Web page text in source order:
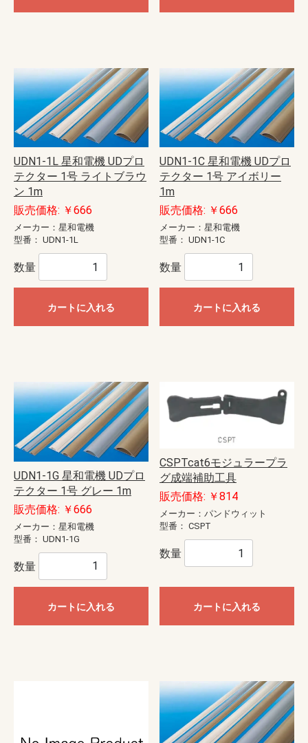
UDN1-1L 星和電機 UDプロ
テクター 1号 ライトブラウ
ン 1m
販売価格: ￥666
メーカー：星和電機
型番： UDN1-1L
数量
カートに入れる
UDN1-1C 星和電機 UDプロ
テクター 1号 アイボリー
1m
販売価格: ￥666
メーカー：星和電機
型番： UDN1-1C
数量
カートに入れる
UDN1-1G 星和電機 UDプロ
テクター 1号 グレー 1m
販売価格: ￥666
メーカー：星和電機
型番： UDN1-1G
数量
カートに入れる
CSPTcat6モジュラープラ
グ成端補助工具
販売価格: ￥814
メーカー：パンドウィット
型番： CSPT
数量
カートに入れる